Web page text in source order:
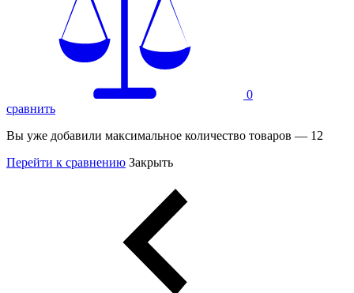
0
сравнить
Вы уже добавили максимальное количество товаров — 12
Перейти к сравнению Закрыть